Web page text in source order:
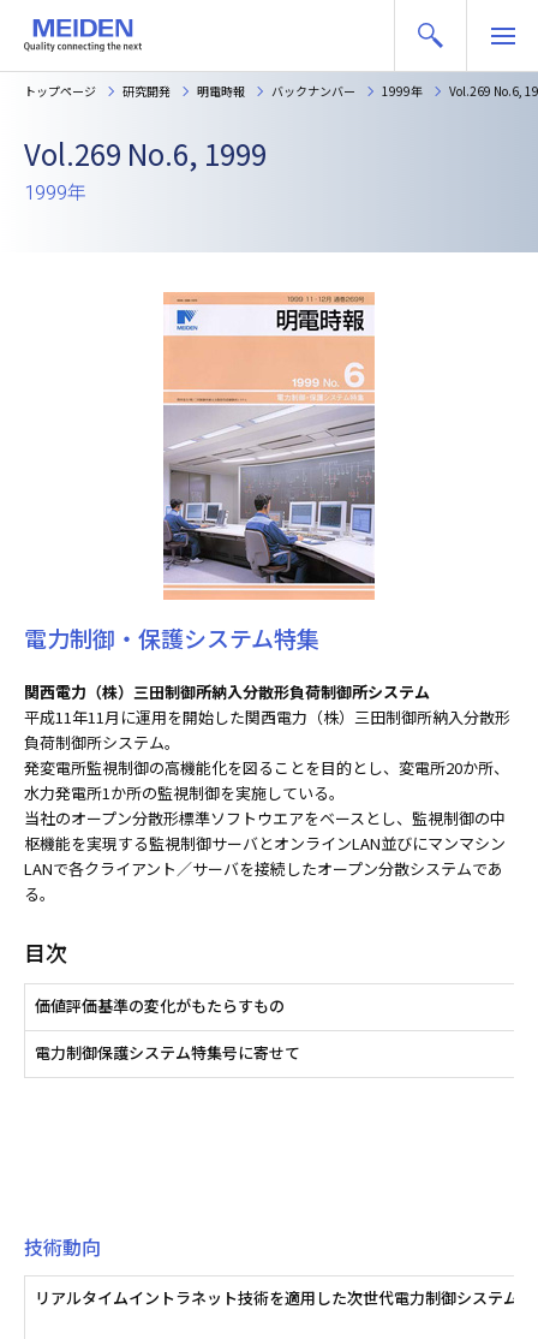
トップページ 研究開発 明電時報 バックナンバー 1999年 Vol.269 No.6,
Vol.269 No.6, 1999
1999年
電力制御・保護システム特集
関西電力（株）三田制御所納入分散形負荷制御所システム
平成11年11月に運用を開始した関西電力（株）三田制御所納入分散形
負荷制御所システム。
発変電所監視制御の高機能化を図ることを目的とし、変電所20か所、
水力発電所1か所の監視制御を実施している。
当社のオープン分散形標準ソフトウエアをベースとし、監視制御の中
枢機能を実現する監視制御サーバとオンラインLAN並びにマンマシン
LANで各クライアント／サーバを接続したオープン分散システムであ
る。
目次
価値評価基準の変化がもたらすもの
電力制御保護システム特集号に寄せて
技術動向
リアルタイムイントラネット技術を適用した次世代電力制御システム